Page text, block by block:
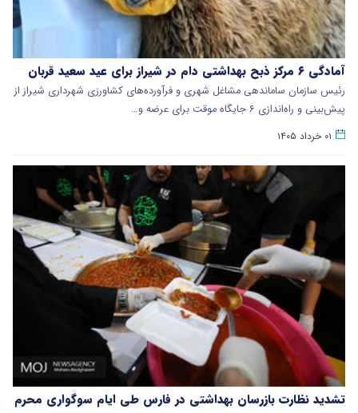
آمادگی ۶ مرکز ذبح بهداشتی دام در شیراز برای عید سعید قربان
رئیس سازمان ساماندهی مشاغل شهری و فرآورده‌های کشاورزی شهرداری شیراز از
پیش‌بینی و راه‌اندازی ۶ جایگاه موقت برای عرضه و…
۰۱ خرداد ۱۴۰۵
تشدید نظارت بازرسان بهداشتی در فارس طی ایام سوگواری محرم